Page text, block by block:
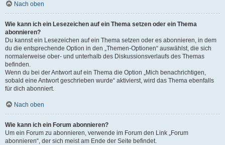
Nach oben
Wie kann ich ein Lesezeichen auf ein Thema setzen oder ein Thema
abonnieren?
Du kannst ein Lesezeichen auf ein Thema setzen oder es abonnieren, in dem
du die entsprechende Option in den „Themen-Optionen“ auswählst, die sich
normalerweise ober- und unterhalb des Diskussionsverlaufs des Themas
befinden.
Wenn du bei der Antwort auf ein Thema die Option „Mich benachrichtigen,
sobald eine Antwort geschrieben wurde“ aktivierst, wird das Thema ebenfalls
für dich abonniert.
Nach oben
Wie kann ich ein Forum abonnieren?
Um ein Forum zu abonnieren, verwende im Forum den Link „Forum
abonnieren“, der sich meist am Ende der Seite befindet.